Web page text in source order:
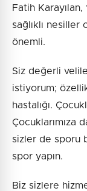
Fatih Karayılan,
sağlıklı
önemli.
Siz değerli
istiyorum;
hastalığı.
Çocuklarımıza
sizler de sporu
spor yapın.
Biz sizlere